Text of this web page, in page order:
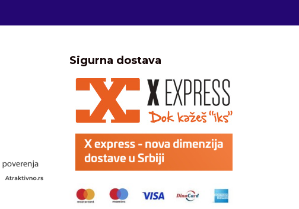
Sigurna dostava